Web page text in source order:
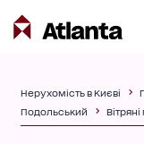
Нерухомість в Києві
Подольський
Вітряні